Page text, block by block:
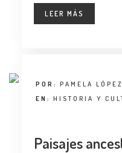
LEER MÁS
POR: PAMELA LÓPEZ
EN: HISTORIA Y
Paisajes